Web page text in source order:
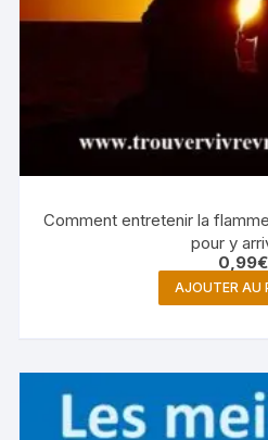
Comment entretenir la
pour y
0,99€
AJOUTER AU